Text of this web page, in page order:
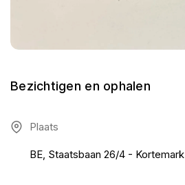
Bezichtigen en ophalen
Plaats
BE, Staatsbaan 26/4 - Kortemark